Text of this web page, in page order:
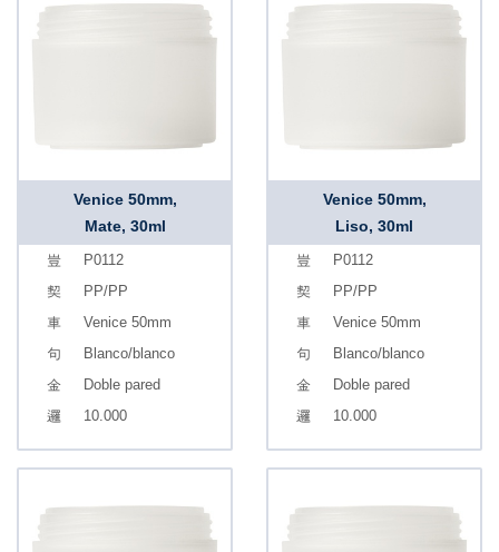
Venice 50mm,
Mate, 30ml
P0112
PP/PP
Venice 50mm
Blanco/blanco
Doble pared
10.000
Venice 50mm,
Liso, 30ml
P0112
PP/PP
Venice 50mm
Blanco/blanco
Doble pared
10.000